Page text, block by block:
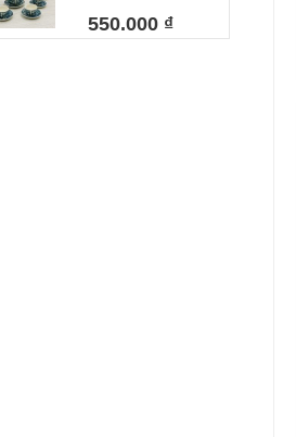
550.000 ₫